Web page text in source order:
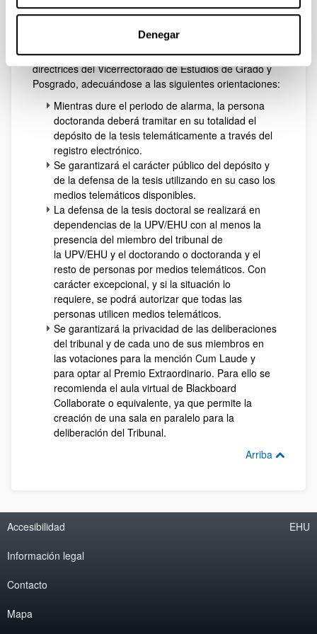
Denegar
Tesis doctorales
defensa de tesis doctorales en
modalidad a distancia por videoconferencia, según las
directrices del Vicerrectorado de Estudios de Grado y
Posgrado, adecuándose a las siguientes orientaciones:
Mientras dure el periodo de alarma, la persona
doctoranda deberá tramitar en su totalidad el
depósito de la tesis telemáticamente a través del
registro electrónico.
Se garantizará el carácter público del depósito y
de la defensa de la tesis utilizando en su caso los
medios telemáticos disponibles.
La defensa de la tesis doctoral se realizará en
dependencias de la UPV/EHU con al menos la
presencia del miembro del tribunal de
la UPV/EHU y el doctorando o doctoranda y el
resto de personas por medios telemáticos. Con
carácter excepcional, y si la situación lo
requiere, se podrá autorizar que todas las
personas utilicen medios telemáticos.
Se garantizará la privacidad de las deliberaciones
del tribunal y de cada uno de sus miembros en
las votaciones para la mención Cum Laude y
para optar al Premio Extraordinario. Para ello se
recomienda el aula virtual de Blackboard
Collaborate o equivalente, ya que permite la
creación de una sala en paralelo para la
deliberación del Tribunal.
Arriba
Accesibilidad
Información legal
Contacto
Mapa
EHU